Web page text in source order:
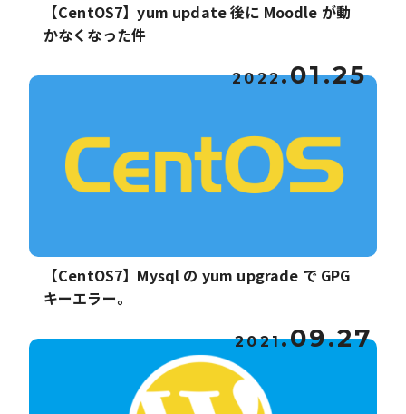
【CentOS7】yum update 後に Moodle が動
かなくなった件
2022.01.25
【CentOS7】Mysql の yum upgrade で GPG
キーエラー。
2021.09.27